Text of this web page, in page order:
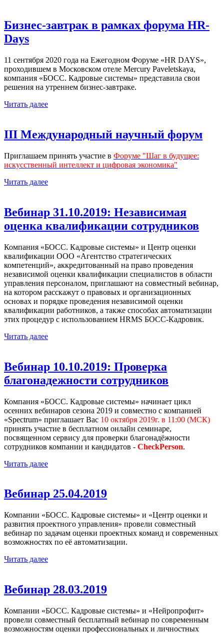
Бизнес-завтрак в рамках форума HR-
Days
11 сентября 2020 года на Ежегодном Форуме «HR DAYS»,
проходившем в Московском отеле Mercury Paveletskaya,
компания «БОСС. Кадровые системы» представила свои
решения на утреннем бизнес-завтраке.
Читать далее
III Международный научный форум
Приглашаем принять участие в Форуме "Шаг в будущее:
искусственный интеллект и цифровая экономика"
Читать далее
Вебинар 31.10.2019: Независимая
оценка квалификации сотрудников
Компания «БОСС. Кадровые системы» и Центр оценки
квалификации ООО «Агентство стратегических
компетенций», аккредитованный на право проведения
независимой оценки квалификации специалистов в области
управления персоналом, приглашают на совместный вебинар,
на котором расскажут о правовых и организационных
основах и порядке проведения независимой оценки
квалификации работников, а также способах автоматизации
этих процедур с использованием HRMS БОСС-Кадровик.
Читать далее
Вебинар 10.10.2019: Проверка
благонадежности сотрудников
Компания «БОСС. Кадровые системы» начинает цикл
осенних вебинаров сезона 2019 и совместно с компанией
«Spectrum» приглашает Вас 10 октября 2019г. в 11:00 (МСК)
принять участие в бесплатном онлайн семинаре,
посвященном сервису для проверки благонадёжности
сотрудников компании и кандидатов - CheckPerson.
Читать далее
Вебинар 25.04.2019
Компании «БОСС. Кадровые системы» и «Центр оценки и
развития проектного управления» провели совместный
вебинар по задачам оценки проектных команд и современных
возможностях по её автоматизации.
Читать далее
Вебинар 28.03.2019
Компании «БОСС. Кадровые системы» и «Нейропрофит»
провели совместный бесплатный вебинар по современным
возможностям оценки профессиональных и личностных